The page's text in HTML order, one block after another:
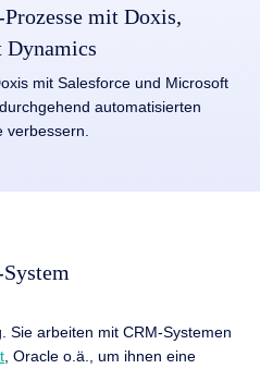
mit Doxis,
mit Salesforce und Microsoft
automatisierten
verbessern.
Sie arbeiten mit CRM-Systemen
, Oracle o.ä., um ihnen eine